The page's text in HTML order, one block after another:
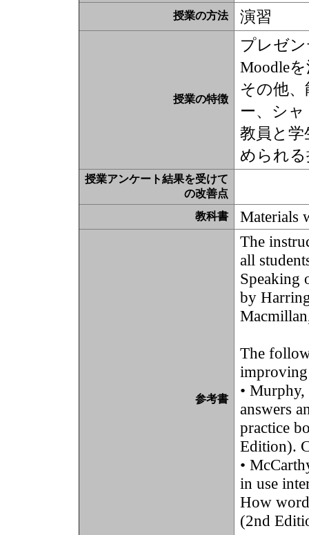
授業の方法 演習
授業の特徴
プレゼ
Moodle
その他
ー、シ
教員と
められ
授業アンケート結果を受けて
の改善点
教科書
Materials
参考書
The
all
Speaking
by
The
•
answers
practice
Edition).
•
in use
How
(2nd